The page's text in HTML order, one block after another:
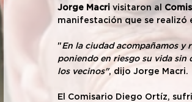
Jorge Macri visitaron al
manifestación que se realizó
"En la ciudad acompañamos y
poniendo en riesgo su vida
los vecinos", dijo Jorge Macri.
El Comisario Diego Ortíz,